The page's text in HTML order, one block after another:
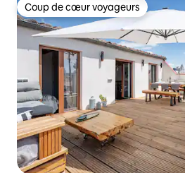
Coup de cœur voyageurs
Coup de cœur voyageurs